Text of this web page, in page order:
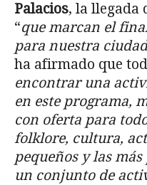
Palacios, la llegada
“que marcan el
para nuestra
ha afirmado que
encontrar una
en este programa,
con oferta para
folklore, cultura,
pequeños y las
un conjunto de